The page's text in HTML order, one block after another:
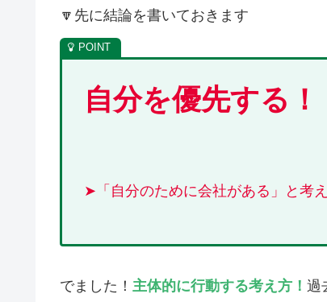
🔽先に結論を書いておきます
自分を優先する！
➤「自分のために会社がある」と考
でました！ 主体的に行動する考え方！ 過